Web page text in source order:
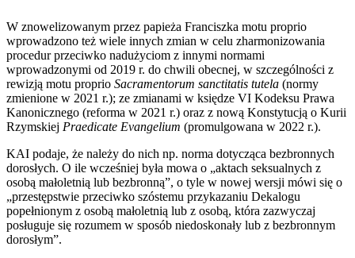
W znowelizowanym przez papieża Franciszka motu proprio
wprowadzono też wiele innych zmian w celu zharmonizowania
procedur przeciwko nadużyciom z innymi normami
wprowadzonymi od 2019 r. do chwili obecnej, w szczególności z
rewizją motu proprio Sacramentorum sanctitatis tutela (normy
zmienione w 2021 r.); ze zmianami w księdze VI Kodeksu Prawa
Kanonicznego (reforma w 2021 r.) oraz z nową Konstytucją o Kurii
Rzymskiej Praedicate Evangelium (promulgowana w 2022 r.).
KAI podaje, że należy do nich np. norma dotycząca bezbronnych
dorosłych. O ile wcześniej była mowa o „aktach seksualnych z
osobą małoletnią lub bezbronną”, o tyle w nowej wersji mówi się o
„przestępstwie przeciwko szóstemu przykazaniu Dekalogu
popełnionym z osobą małoletnią lub z osobą, która zazwyczaj
posługuje się rozumem w sposób niedoskonały lub z bezbronnym
dorosłym”.